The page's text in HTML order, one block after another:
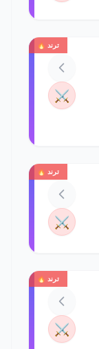
ترند 🔥
⚔️
ترند 🔥
⚔️
ترند 🔥
⚔️